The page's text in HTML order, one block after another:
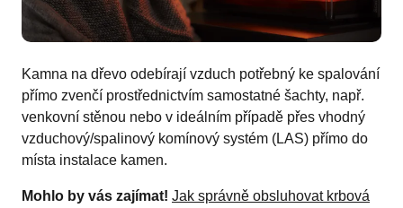
Kamna na dřevo odebírají vzduch potřebný ke spalování
přímo zvenčí prostřednictvím samostatné šachty, např.
venkovní stěnou nebo v ideálním případě přes vhodný
vzduchový/spalinový komínový systém (LAS) přímo do
místa instalace kamen.
Mohlo by vás zajímat! Jak správně obsluhovat krbová